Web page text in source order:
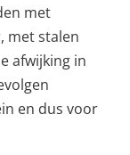
met
met stalen
afwijking in
en dus voor